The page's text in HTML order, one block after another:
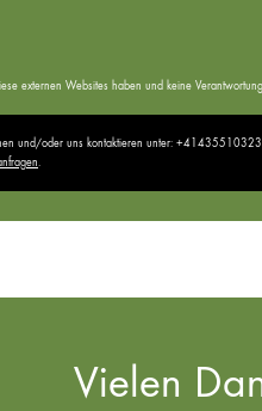
externen Websites haben und keine
und/oder uns kontaktieren unter: +41435510323
Vielen